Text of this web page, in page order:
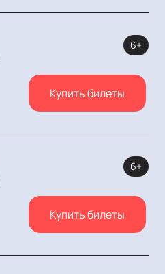
6+
Купить билеты
6+
Купить билеты